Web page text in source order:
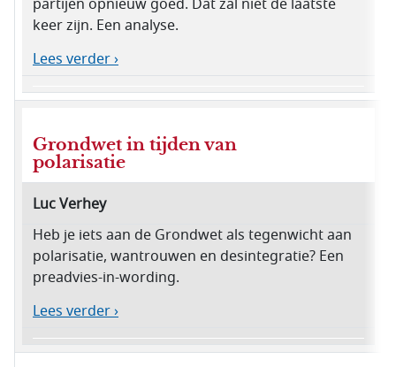
partijen opnieuw goed. Dat zal niet de laatste
keer zijn. Een analyse.
Lees verder ›
Grondwet in tijden van
polarisatie
Luc Verhey
Heb je iets aan de Grondwet als tegenwicht aan
polarisatie, wantrouwen en desintegratie? Een
preadvies-in-wording.
Lees verder ›